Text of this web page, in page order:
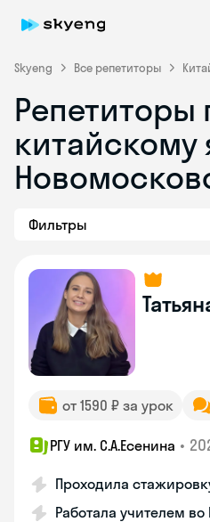
Skyeng Все репетиторы
Репетиторы
китайскому
Фильтры
от 1590 ₽ за урок
РГУ им. С.А.Есенина •
Проходила
Работала учителем во
Skyeng Chat